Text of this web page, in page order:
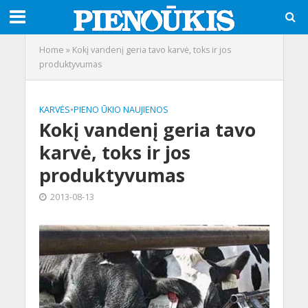
Home » Kokį vandenį geria tavo karvė, toks ir jos
produktyvumas
KARVĖS•PIENO ŪKIO NAUJIENOS
Kokį vandenį geria tavo
karvė, toks ir jos
produktyvumas
2013-08-13